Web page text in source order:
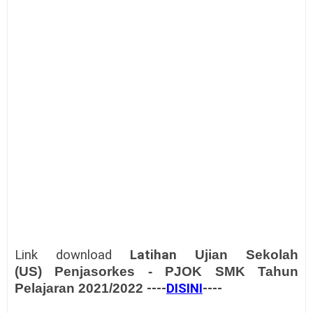
Link download Latihan Ujian Sekolah
(US) Penjasorkes - PJOK SMK Tahun
Pelajaran 2021/2022 ----DISINI----